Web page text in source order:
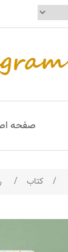
صفحه
/ کتاب /